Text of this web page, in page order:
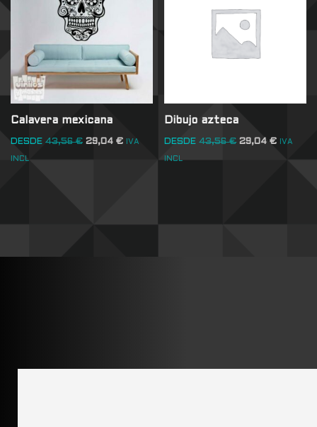
Calavera mexicana
DESDE 43,56€ 29,04 € IVA
INCL
Dibujo azteca
DESDE 43,56€ 29,04€ IVA
INCL